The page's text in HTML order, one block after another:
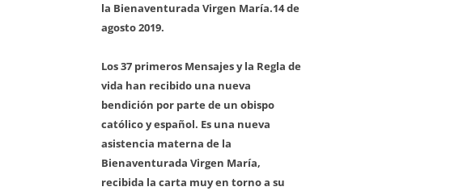
la Bienaventurada Virgen María.14 de
agosto 2019.
Los 37 primeros Mensajes y la Regla de
vida han recibido una nueva
bendición por parte de un obispo
católico y español. Es una nueva
asistencia materna de la
Bienaventurada Virgen María,
recibida la carta muy en torno a su